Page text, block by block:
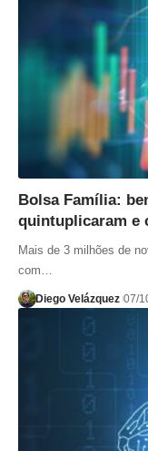
Bolsa Família:
quintuplicaram e
Mais de 3 milhões de
com…
Diego Velázquez 07/